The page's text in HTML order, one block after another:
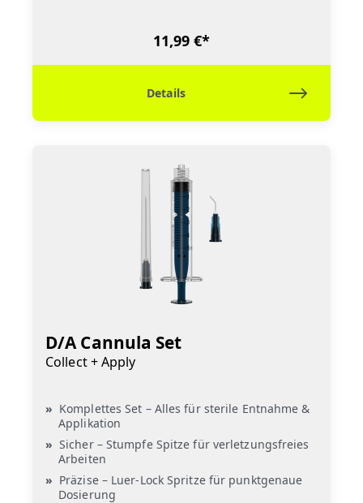
11,99 €*
Details
D/A Cannula Set
Collect + Apply
Komplettes Set – Alles für sterile Entnahme &
Applikation
Sicher – Stumpfe Spitze für verletzungsfreies
Arbeiten
Präzise – Luer-Lock Spritze für punktgenaue
Dosierung